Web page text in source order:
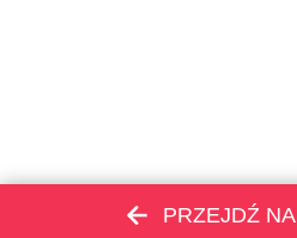
PRZEJDŹ NA